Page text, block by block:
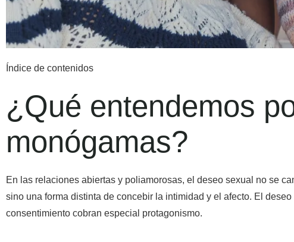
Índice de contenidos
¿Qué entendemos
monógamas?
En las relaciones abiertas y poliamorosas, el deseo sexual no se
sino una forma distinta de concebir la intimidad y el afecto. El
consentimiento cobran especial protagonismo.